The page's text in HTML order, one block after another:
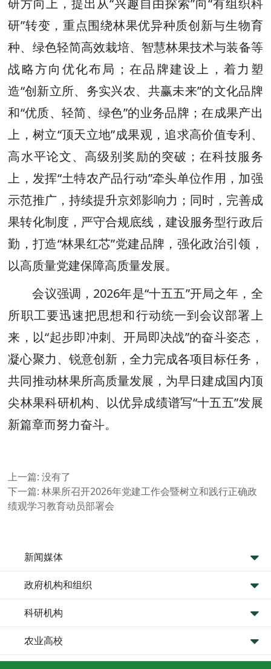
研方向上，提出从“兴趣自由探索”向“有组织科
研”转变，重点围绕林果优异种质创新与生物育
种、绿色轻简高效栽培、智慧林果技术与装备等
战略方向优化布局；在品牌建设上，着力塑
造“创新立所、务实兴农、共赢未来”的文化品牌
和“优质、轻简、绿色”的业务品牌；在成果产出
上，树立“顶天立地”成果观，追求高价值专利、
高水平论文、高级别奖励的突破；在科技服务
上，发挥“土特农产品行动”牵头单位作用，加强
示范推广，持续提升京郊影响力；同时，完善成
果转化制度，严守合规底线，建设服务型行政后
勤，打造“林果红芯”党建品牌，强化政治引领，
以高质量党建保障高质量发展。
会议强调，2026年是“十五五”开局之年，全
所职工要迅速把思想和行动统一到会议部署上
来，以“起步即冲刺、开局即决战”的奋斗姿态，
凝心聚力、锐意创新，全力完成各项目标任务，
共同推动林果所高质量发展，为早日建成国内顶
尖林果科研机构、以优异成绩谱写“十五五”发展
新篇章而努力奋斗。
上一篇:没有了
下一篇:林果所召开2026年党建工作会暨树立和践行正确政
绩观学习教育动员部署会
新闻媒体
政府机构和组织
科研机构
农业高校